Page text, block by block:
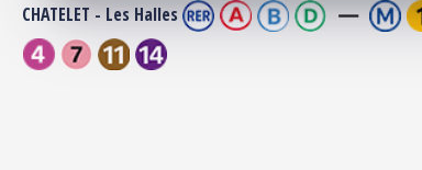
CHATELET - Les Halles